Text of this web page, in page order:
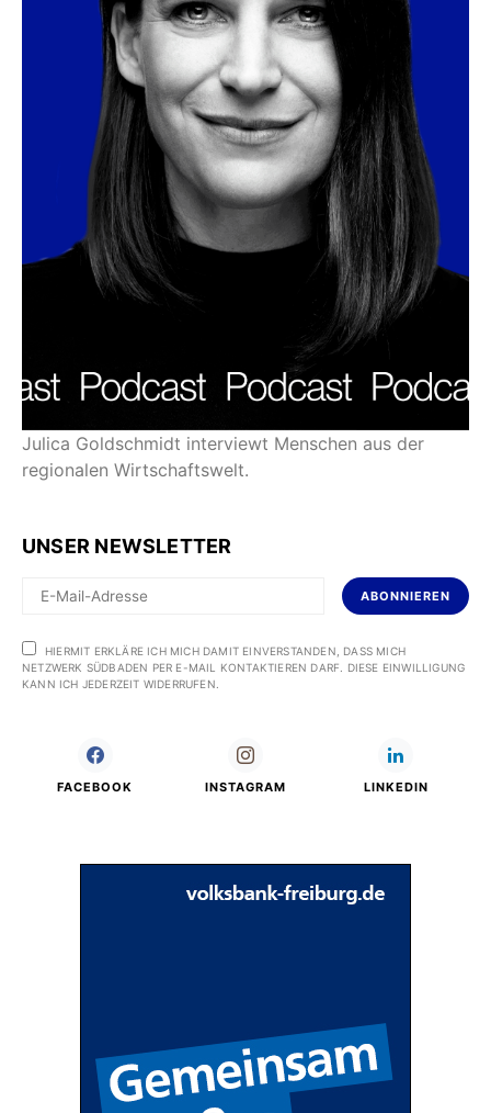
Julica Goldschmidt interviewt Menschen aus der
regionalen Wirtschaftswelt.
UNSER NEWSLETTER
ABONNIEREN
HIERMIT ERKLÄRE ICH MICH DAMIT EINVERSTANDEN, DASS MICH
NETZWERK SÜDBADEN PER E-MAIL KONTAKTIEREN DARF. DIESE EINWILLIGUNG
KANN ICH JEDERZEIT WIDERRUFEN.
FACEBOOK INSTAGRAM LINKEDIN